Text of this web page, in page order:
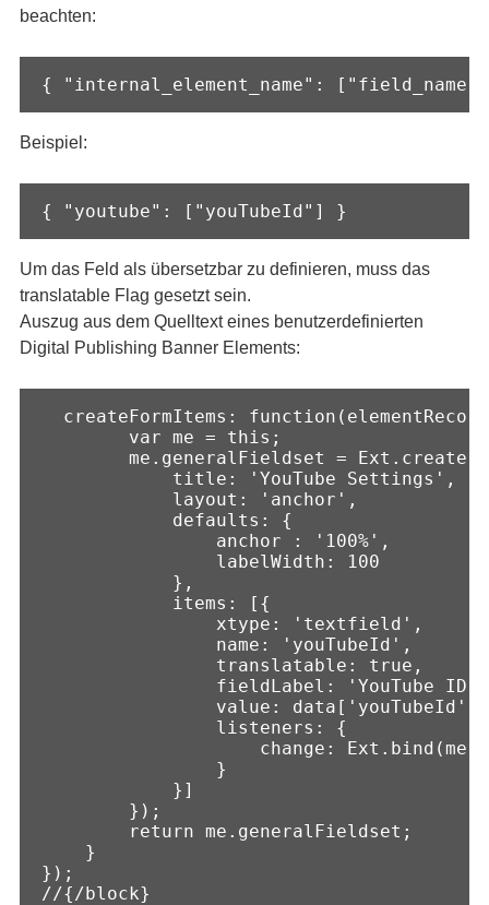
beachten:
{ "internal_element_name":
Beispiel:
{ "youtube": ["youTubeId"] }
Um das Feld als übersetzbar zu definieren, muss das
translatable Flag gesetzt sein.
Auszug aus dem Quelltext eines benutzerdefinierten
Digital Publishing Banner Elements:
createFormItems:
var me = this;
me.generalFieldset =
title: 'YouTube Settings',
layout: 'anchor',
defaults: {
anchor : '100%',
labelWidth: 100
},
items: [{
xtype: 'textfield',
name: 'youTubeId',
translatable: true,             //
fieldLabel: 'YouTube ID',
value: data['youTubeId']
listeners: {
change:
}
}]
});
return me.generalFieldset;
}
});
//{/block}